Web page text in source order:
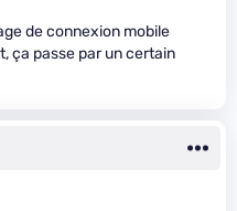
de connexion mobile
ça passe par un certain